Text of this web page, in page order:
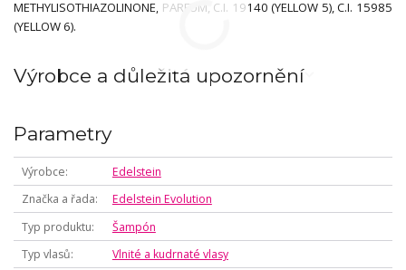
METHYLISOTHIAZOLINONE, PARFUM, C.I. 19140 (YELLOW 5), C.I. 15985
(YELLOW 6).
Výrobce a důležitá upozornění
Parametry
Výrobce
Edelstein
Značka a řada
Edelstein Evolution
Typ produktu
Šampón
Typ vlasů
Vlnité a kudrnaté vlasy